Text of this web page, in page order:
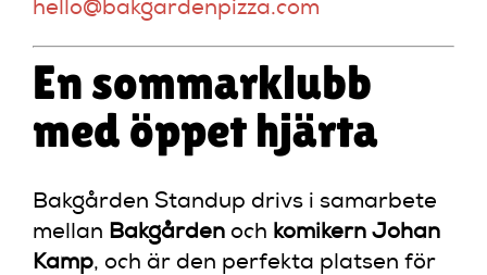
hello@bakgardenpizza.com
En sommarklubb
med öppet hjärta
Bakgården Standup drivs i samarbete
mellan Bakgårdenoch komikern Johan
Kamp, och är den perfekta platsen för